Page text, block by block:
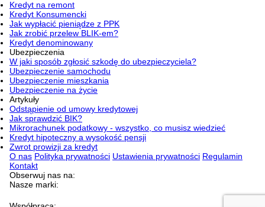
Kredyt na remont
Kredyt Konsumencki
Jak wypłacić pieniądze z PPK
Jak zrobić przelew BLIK-em?
Kredyt denominowany
Ubezpieczenia
W jaki sposób zgłosić szkodę do ubezpieczyciela?
Ubezpieczenie samochodu
Ubezpieczenie mieszkania
Ubezpieczenie na życie
Artykuły
Odstąpienie od umowy kredytowej
Jak sprawdzić BIK?
Mikrorachunek podatkowy - wszystko, co musisz wiedzieć
Kredyt hipoteczny a wysokość pensji
Zwrot prowizji za kredyt
O nas Polityka prywatności Ustawienia prywatności Regulamin
Kontakt
Obserwuj nas na:
Nasze marki: